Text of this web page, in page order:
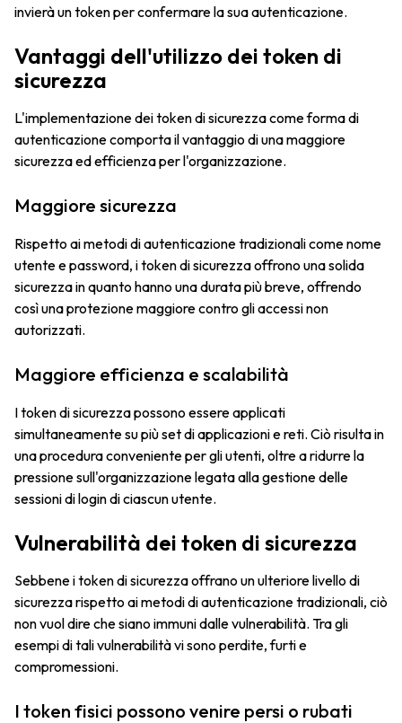
invierà un token per confermare la sua autenticazione.
Vantaggi dell'utilizzo dei token di
sicurezza
L'implementazione dei token di sicurezza come forma di
autenticazione comporta il vantaggio di una maggiore
sicurezza ed efficienza per l'organizzazione.
Maggiore sicurezza
Rispetto ai metodi di autenticazione tradizionali come nome
utente e password, i token di sicurezza offrono una solida
sicurezza in quanto hanno una durata più breve, offrendo
così una protezione maggiore contro gli accessi non
autorizzati.
Maggiore efficienza e scalabilità
I token di sicurezza possono essere applicati
simultaneamente su più set di applicazioni e reti. Ciò risulta in
una procedura conveniente per gli utenti, oltre a ridurre la
pressione sull'organizzazione legata alla gestione delle
sessioni di login di ciascun utente.
Vulnerabilità dei token di sicurezza
Sebbene i token di sicurezza offrano un ulteriore livello di
sicurezza rispetto ai metodi di autenticazione tradizionali, ciò
non vuol dire che siano immuni dalle vulnerabilità. Tra gli
esempi di tali vulnerabilità vi sono perdite, furti e
compromessioni.
I token fisici possono venire persi o rubati